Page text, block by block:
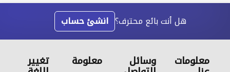
هل أنت بائع محترف؟ انشئ حساب
معلومات وسائل معلومة تغيير